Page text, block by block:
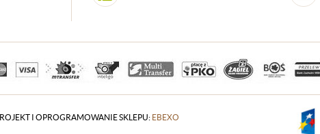
I OPROGRAMOWANIE SKLEPU: EBEXO